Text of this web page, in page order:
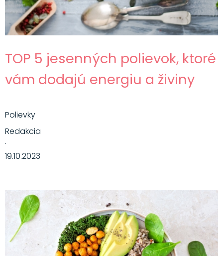
TOP 5 jesenných polievok, ktoré
vám dodajú energiu a živiny
Polievky
Redakcia
·
19.10.2023